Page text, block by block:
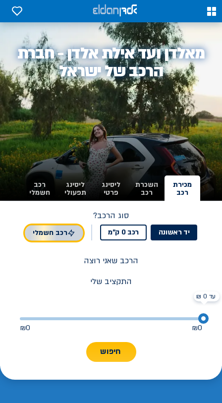
0
0
אלדן
מאלדן ועד אילת אלדן - חברת
הרכב של ישראל
מכירת
רכב
השכרת
רכב
ליסינג
פרטי
ליסינג
תפעולי
רכב
חשמלי
סוג הרכב?
יד ראשונה רכב 0 ק"מ רכב חשמלי
הרכב שאני רוצה
התקציב שלי
₪0
₪0
חיפוש
עד 0 ₪